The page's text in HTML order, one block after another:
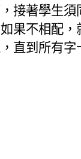
接著學生須
如果不相配 ，
， 直到所有字